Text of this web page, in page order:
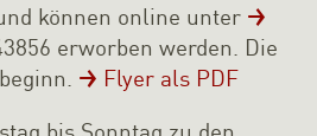
können online unter
erworben werden. Die
Flyer als PDF
bis Sonntag zu den